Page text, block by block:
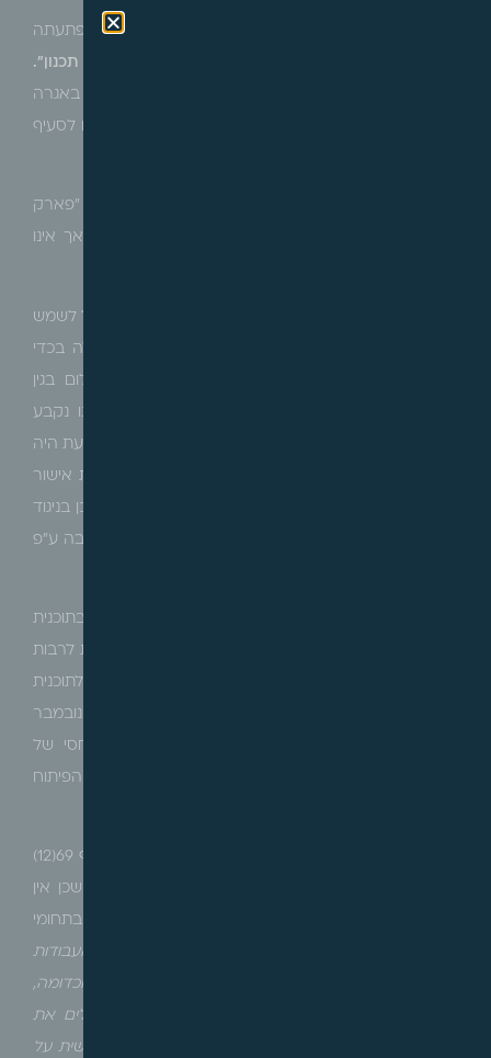
באוגוסט 2019 פנתה התובעת לקבלת טופס 4 ולהפתעתה
"אגרות תכנון".
כשנדרשה הנתבעת להבהיר את מקור כוח חיובה באגרה
הפנתה את התובעת לסעיף 29 בתוכנית שהושת בהתאם לסעיף
בהגנת העירייה נאמר כי החיוב הוטל בגין שצ"פ, הקמת "פארק
גבעת האהבה" ברחובות, אשר סמוך לתחומי התוכנית אך אינו
התובעת טענה בתביעה שהגישה כי סעיף 69 (12) אינו יכול לשמש
מקור סמכות לחיובה כיוון שאינו עונה על הוצאה העולה בכדי
הכנה וביצוע של הפן התכנוני- משפטי אלא על תשלום בגין
עבודות פיתוח. כמו כן, התובעת טענה כי הפארק בגינו נקבע
שיעור החוב לא נכלל בגבולות התוכנית. עוד לטענת התובעת היה
על הנתבעת לדרוש את החיוב מהבעלים הקודמים בעת אישור
התוכנית. לא כל שכן, עולה החשש להפליית התובעת שכן בניגוד
להוראות סעיף 29 בתוכנית תשלום "אגרות התכנון" לא נגבה ע"פ
סעיף 69(12) לחוק התכנון והבניה, מאפשר לקבוע בתוכנית
מפורטת הוראות בעניינים שונים, ביניהם "הוצאות התכנית לרבות
הוצאות עריכתה וביצועה". בהתאם, קובע סעיף 29 לתוכנית
המפורטת רח/84/14/א, אשר פורסמה למתן תוקף בנובמבר
2009, כי בעל מגרש לבנייה פרטית יישא בחלק היחסי של
הוצאות עריכת התוכנית וביצועה, לרבות "ביצוע עבודות הפיתוח
בית המשפט קבע כי גם אם נעשה שימוש מרחיב בסעיף 69(12)
במסגרת תכנית זו, והדבר לא ברור שהינו מותר כלל, שכן אין
פסיקה מכרעת בסוגיה זו, קיימת הגבלה לשימושו בתחומי
הרשות המקומית אמורה לממן את העבודות
הציבוריות מהאגרות, היטל ההשבחה, היטלי הפיתוח וכדומה,
אשר אותם היא גובה בהתאם לחוק. חוקים אלו מגבילים את
הרשות המקומית וגודרים את העלויות שהיא רשאית להשית על